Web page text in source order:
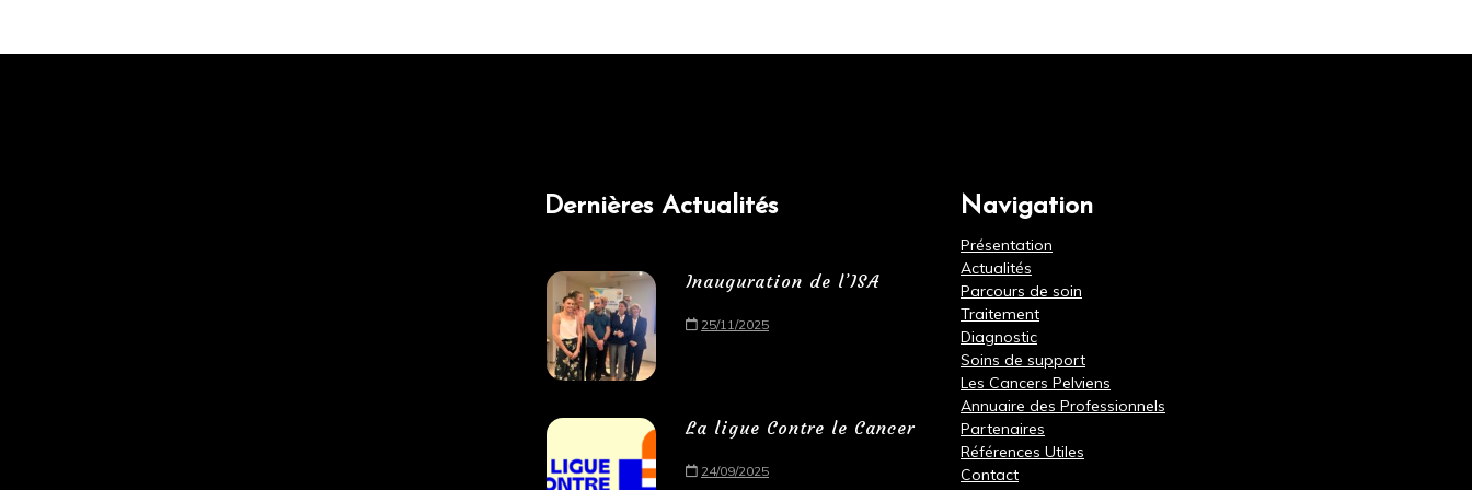
Dernières Actualités
Inauguration de l’ISA
25/11/2025
La ligue Contre le Cancer
24/09/2025
Navigation
Présentation
Actualités
Parcours de soin
Traitement
Diagnostic
Soins de support
Les Cancers Pelviens
Annuaire des Professionnels
Partenaires
Références Utiles
Contact